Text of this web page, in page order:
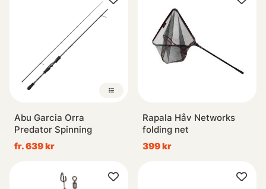
Abu Garcia Orra
Predator Spinning
fr. 639 kr
Rapala Håv Networks
folding net
399 kr